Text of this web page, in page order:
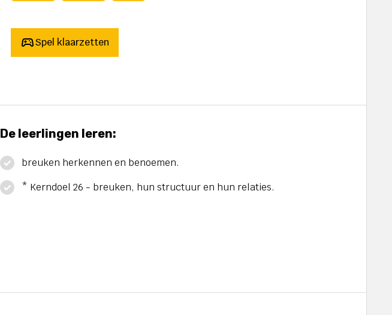
Spel klaarzetten
De leerlingen leren:
breuken herkennen en benoemen.
* Kerndoel 26 - breuken, hun structuur en hun relaties.